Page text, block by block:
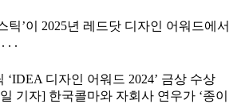
틱’이 2025년 레드닷 디자인 어워드에서
. .
‘IDEA 디자인 어워드 2024’ 금상 수상
기자] 한국콜마와 자회사 연우가 ‘종이